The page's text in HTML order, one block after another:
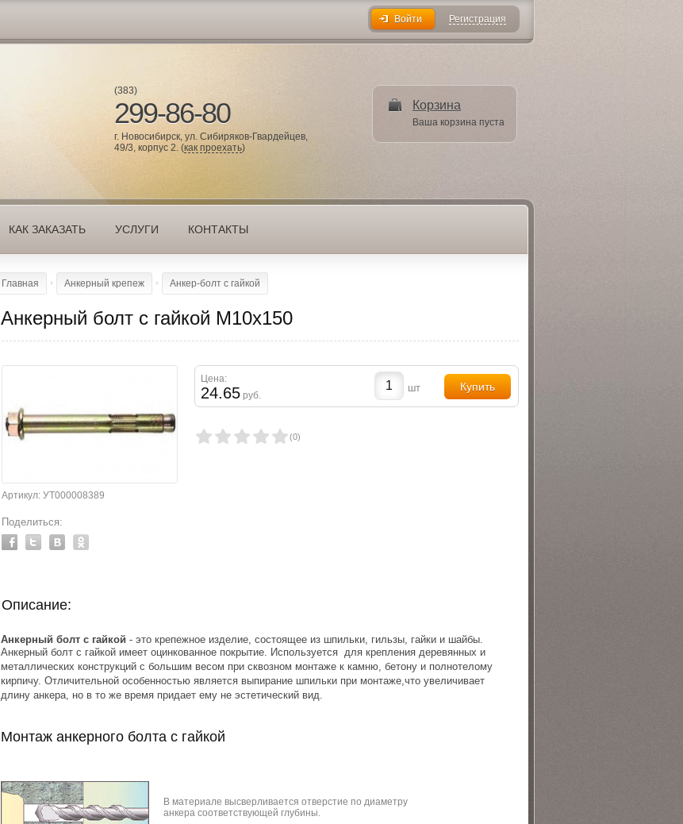
Войти Регистрация
(383)
299-86-80
г. Новосибирск, ул. Сибиряков-Гвардейцев,
49/3, корпус 2. (как проехать)
Корзина
Ваша корзина пуста
КАК ЗАКАЗАТЬ УСЛУГИ КОНТАКТЫ
Главная Анкерный крепеж Анкер-болт с гайкой
Анкерный болт с гайкой М10х150
Артикул: УТ000008389
Поделиться:
шт
Цена:
24.65 руб.
(0)
Описание:
Анкерный болт с гайкой - это крепежное изделие, состоящее из шпильки, гильзы, гайки и шайбы.
Анкерный болт с гайкой имеет оцинкованное покрытие. Используется для крепления деревянных и
металлических конструкций с большим весом при сквозном монтаже к камню, бетону и полнотелому
кирпичу. Отличительной особенностью является выпирание шпильки при монтаже,что увеличивает
длину анкера, но в то же время придает ему не эстетический вид.
Монтаж анкерного болта с гайкой
В материале высверливается отверстие по диаметру
анкера соответствующей глубины.